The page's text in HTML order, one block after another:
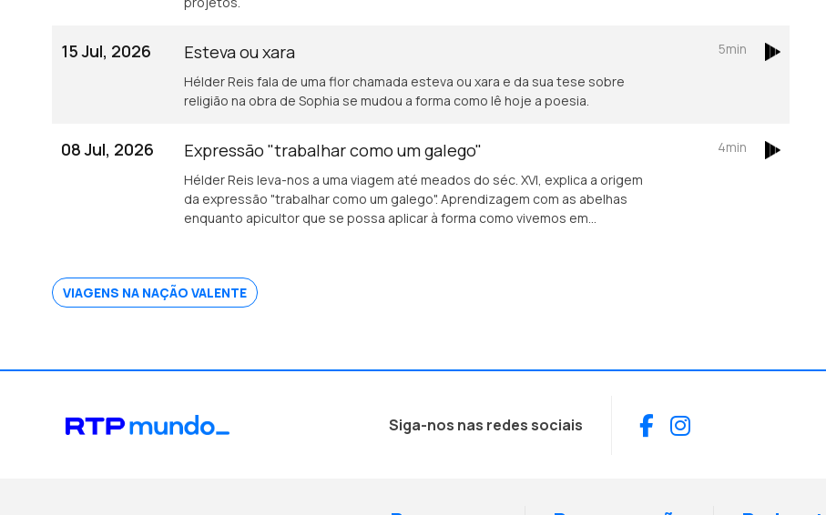
15 Jul, 2026 Esteva ou xara
Hélder Reis fala de uma flor chamada esteva ou xara e da sua tese sobre
religião na obra de Sophia se mudou a forma como lê hoje a poesia.
5min
08 Jul, 2026 Expressão "trabalhar como um galego"
Hélder Reis leva-nos a uma viagem até meados do séc. XVI, explica a origem
da expressão "trabalhar como um galego". Aprendizagem com as abelhas
enquanto apicultor que se possa aplicar à forma como vivemos em
4min
VIAGENS NA NAÇÃO VALENTE
Siga-nos nas redes sociais Facebook
Instagram